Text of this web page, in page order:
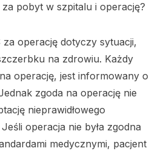
za pobyt w szpitalu i operację?
operację dotyczy sytuacji,
na zdrowiu. Każdy
operację, jest informowany o
zgoda na operację nie
nieprawidłowego
operacja nie była zgodna
medycznymi, pacjent